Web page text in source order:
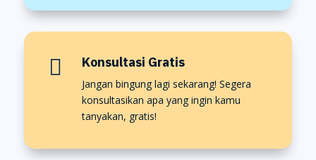
 Konsultasi Gratis
Jangan bingung lagi sekarang! Segera
konsultasikan apa yang ingin kamu
tanyakan, gratis!